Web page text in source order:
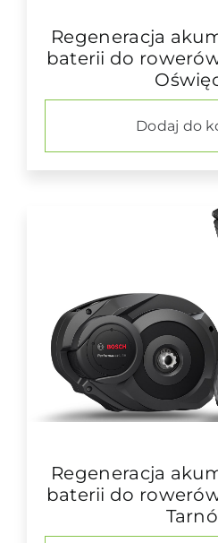
Regeneracja
baterii do
Dodaj do
Regeneracja
baterii do